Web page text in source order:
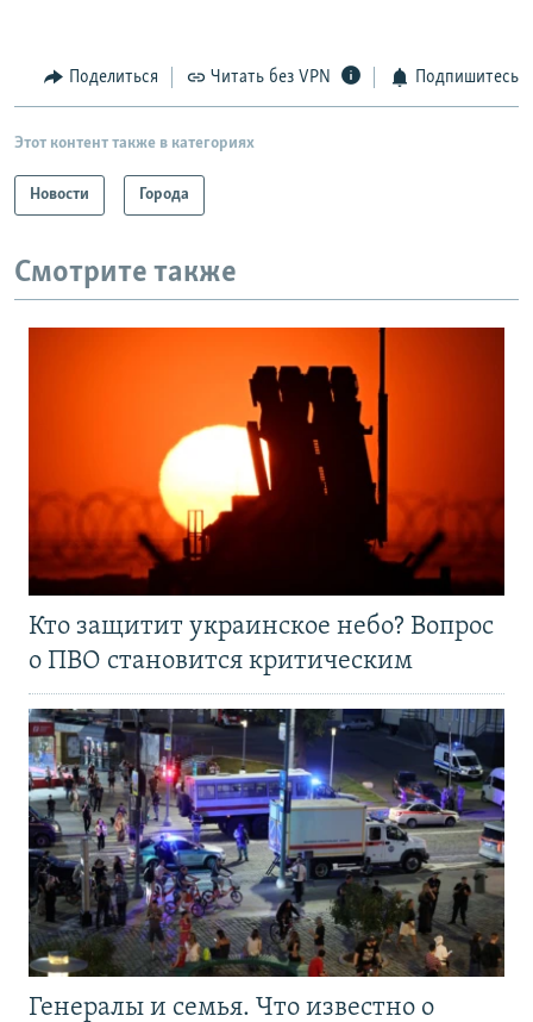
Поделиться Читать без VPN Подпишитесь
Этот контент также в категориях
Новости Города
Смотрите также
Кто защитит украинское небо? Вопрос
о ПВО становится критическим
Генералы и семья. Что известно о